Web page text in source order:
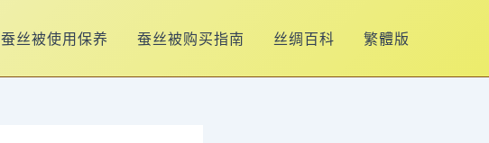
蚕丝被使用保养 蚕丝被购买指南 丝绸百科 繁體版